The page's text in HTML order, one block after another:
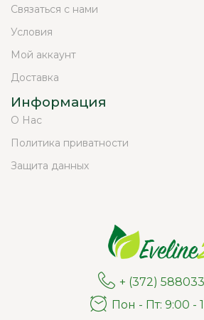
Связаться с нами
Условия
Мой аккаунт
Доставка
Информация
О Нас
Политика приватности
Защита данных
+ (372)
Пон - Пт: 9:00 -